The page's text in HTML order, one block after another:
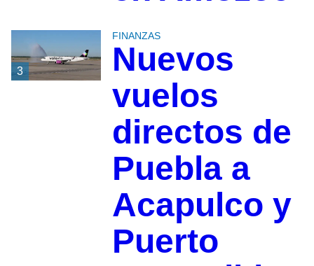
3
FINANZAS
Nuevos
vuelos
directos de
Puebla a
Acapulco y
Puerto